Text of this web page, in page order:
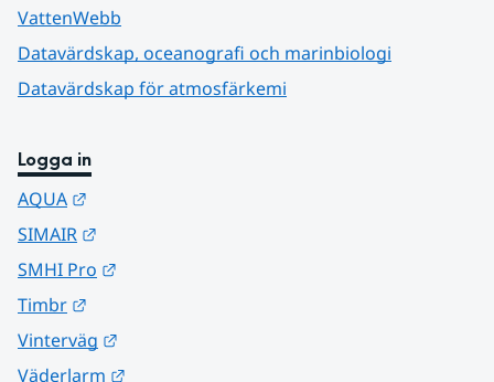
VattenWebb
Datavärdskap, oceanografi och marinbiologi
Datavärdskap för atmosfärkemi
Logga in
AQUA
SIMAIR
SMHI Pro
Timbr
Vinterväg
Väderlarm